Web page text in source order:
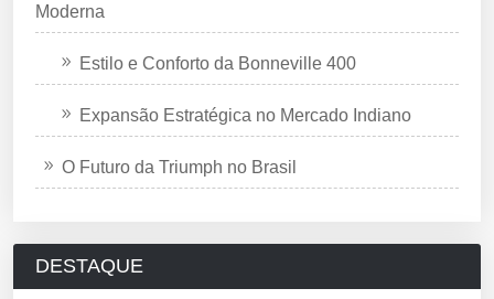
Moderna
Estilo e Conforto da Bonneville 400
Expansão Estratégica no Mercado Indiano
O Futuro da Triumph no Brasil
DESTAQUE